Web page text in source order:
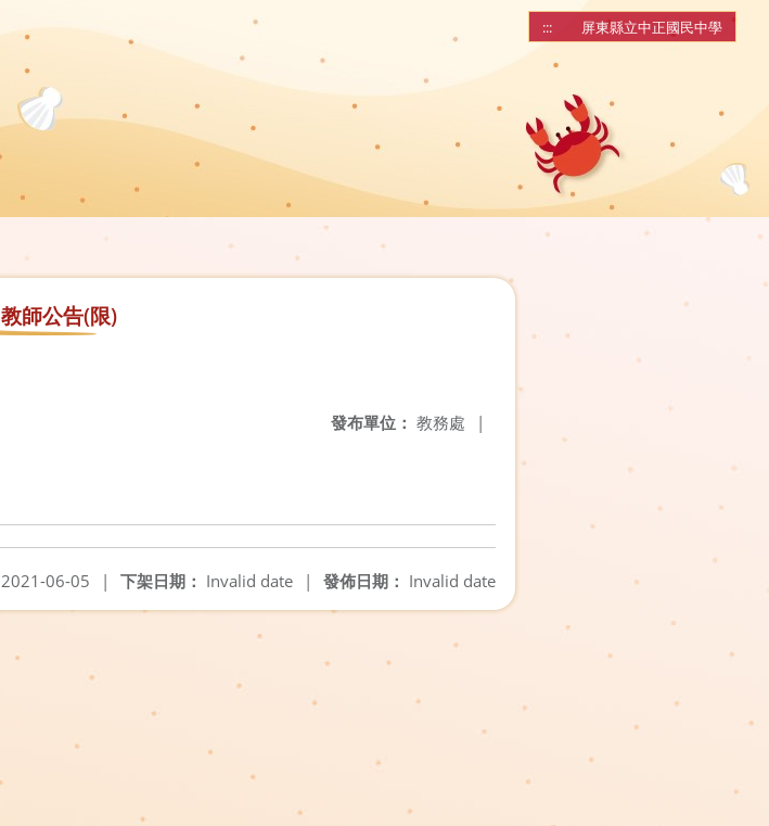
::: 屏東縣立中正國民中學
教師公告(限)
發布單位： 教務處 |
發佈日期： Invalid date
下架日期： Invalid date |
2021-06-05 |